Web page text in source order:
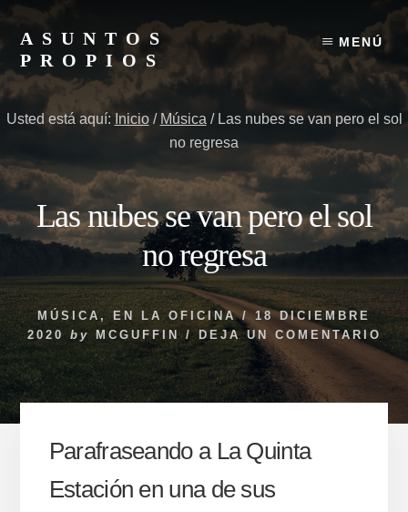
Skip
content
ASUNTOS
PROPIOS
Y
no
gustan,
otros
MENÚ
Usted está aquí: Inicio / Música /Las nubes se van pero el sol
no regresa
Las nubes se van pero el sol
no regresa
MÚSICA, EN LA OFICINA/ 18 DICIEMBRE
2020
by MCGUFFIN / DEJA UN COMENTARIO
Parafraseando a La Quinta
Estación en una de sus